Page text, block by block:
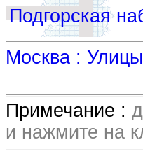
Подгорская
Москва :
Примечание :
и нажмите на